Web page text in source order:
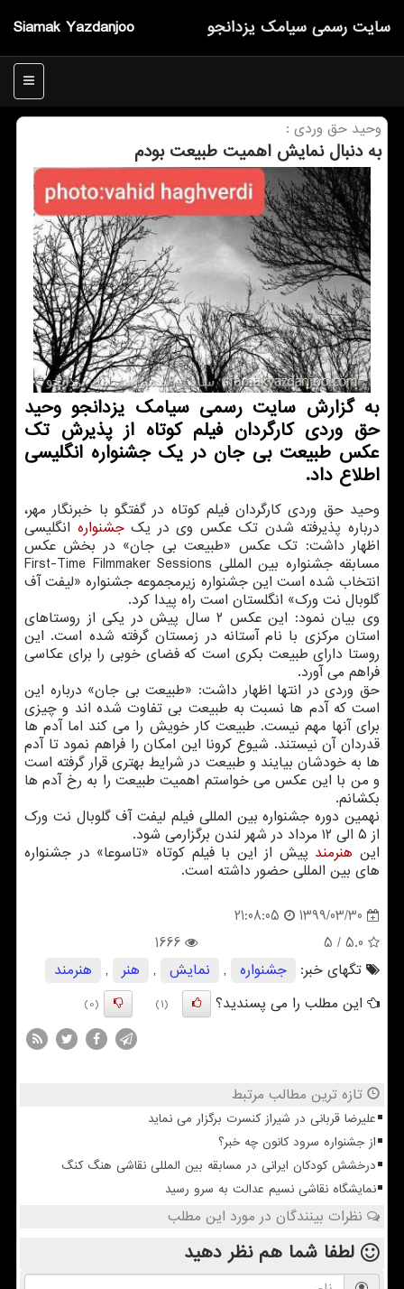
Siamak Yazdanjoo سایت رسمی سیامك یزدانجو
منو
وحید حق وردی :
به دنبال نمایش اهمیت طبیعت بودم
به گزارش سایت رسمی سیامك یزدانجو وحید
حق وردی كارگردان فیلم كوتاه از پذیرش تك
عكس طبیعت بی جان در یك جشنواره انگلیسی
اطلاع داد.
وحید حق وردی کارگردان فیلم کوتاه در گفتگو با خبرنگار مهر،
درباره پذیرفته شدن تک عکس وی در یکجشنواره انگلیسی
اظهار داشت: تک عکس «طبیعت بی جان» در بخش عکس
مسابقه جشنواره بین المللی First-Time Filmmaker Sessions
انتخاب شده است این جشنواره زیرمجموعه جشنواره «لیفت آف
گلوبال نت ورک» انگلستان است راه پیدا کرد.
وی بیان نمود: این عکس ۲ سال پیش در یکی از روستاهای
استان مرکزی با نام آستانه در زمستان گرفته شده است. این
روستا دارای طبیعت بکری است که فضای خوبی را برای عکاسی
فراهم می آورد.
حق وردی در انتها اظهار داشت: «طبیعت بی جان» درباره این
است که آدم ها نسبت به طبیعت بی تفاوت شده اند و چیزی
برای آنها مهم نیست. طبیعت کار خویش را می کند اما آدم ها
قدردان آن نیستند. شیوع کرونا این امکان را فراهم نمود تا آدم
ها به خودشان بیایند و طبیعت در شرایط بهتری قرار گرفته است
و من با این عکس می خواستم اهمیت طبیعت را به رخ آدم ها
بکشانم.
نهمین دوره جشنواره بین المللی فیلم لیفت آف گلوبال نت ورک
از ۵ الی ۱۲ مرداد در شهر لندن برگزارمی شود.
این هنرمند پیش از این با فیلم کوتاه «تاسوعا» در جشنواره
های بین المللی حضور داشته است.
1399/03/30
21:08:05
5.0
/ 5
1666
تگهای خبر:
جشنواره , نمایش , هنر ,
هنرمند
این مطلب را می پسندید؟
(1)
(0)
تازه ترین مطالب مرتبط
علیرضا قربانی در شیراز کنسرت برگزار می نماید
از جشنواره سرود کانون چه خبر؟
درخشش کودکان ایرانی در مسابقه بین المللی نقاشی هنگ کنگ
نمایشگاه نقاشی نسیم عدالت به سرو رسید
نظرات بینندگان در مورد این مطلب
لطفا شما همنظر دهید